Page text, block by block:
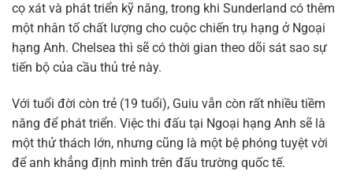
cọ xát và phát triển kỹ năng, trong khi Sunderland có thêm
một nhân tố chất lượng cho cuộc chiến trụ hạng ở Ngoại
hạng Anh. Chelsea thì sẽ có thời gian theo dõi sát sao sự
tiến bộ của cầu thủ trẻ này.
Với tuổi đời còn trẻ (19 tuổi), Guiu vẫn còn rất nhiều tiềm
năng để phát triển. Việc thi đấu tại Ngoại hạng Anh sẽ là
một thử thách lớn, nhưng cũng là một bệ phóng tuyệt vời
để anh khẳng định mình trên đấu trường quốc tế.